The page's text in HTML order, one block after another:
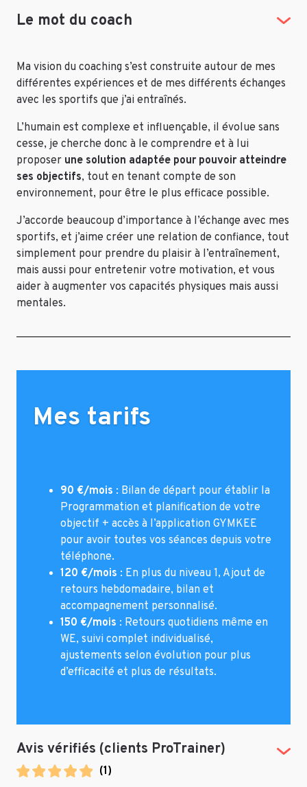
Le mot du coach
Ma vision du coaching s’est construite autour de mes
différentes expériences et de mes différents échanges
avec les sportifs que j’ai entraînés.
L’humain est complexe et influençable, il évolue sans
cesse, je cherche donc à le comprendre et à lui
proposer une solution adaptée pour pouvoir atteindre
ses objectifs, tout en tenant compte de son
environnement, pour être le plus efficace possible.
J’accorde beaucoup d’importance à l’échange avec mes
sportifs, et j’aime créer une relation de confiance, tout
simplement pour prendre du plaisir à l’entraînement,
mais aussi pour entretenir votre motivation, et vous
aider à augmenter vos capacités physiques mais aussi
mentales.
Mes tarifs
90 €/mois : Bilan de départ pour établir la
Programmation et planification de votre
objectif + accès à l’application GYMKEE
pour avoir toutes vos séances depuis votre
téléphone.
120 €/mois : En plus du niveau 1, Ajout de
retours hebdomadaire, bilan et
accompagnement personnalisé.
150 €/mois : Retours quotidiens même en
WE, suivi complet individualisé,
ajustements selon évolution pour plus
d’efficacité et plus de résultats.
Avis vérifiés (clients ProTrainer)
(1)